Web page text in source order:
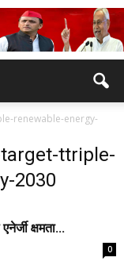
renewable-energy-
ttriple-
2030
क्षमता...
0